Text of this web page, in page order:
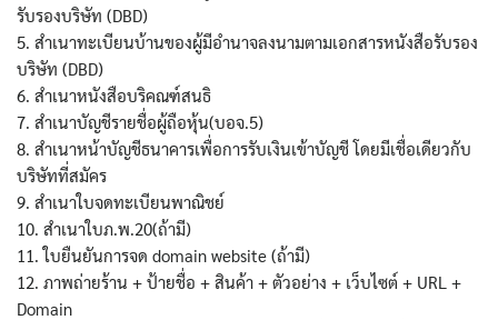
รับรองบริษัท (DBD)
5. สำเนาทะเบียนบ้านของผู้มีอำนาจลงนามตามเอกสารหนังสือรับรอง
บริษัท (DBD)
6. สำเนาหนังสือบริคณฑ์สนธิ
7. สำเนาบัญชีรายชื่อผู้ถือหุ้น(บอจ.5)
8. สำเนาหน้าบัญชีธนาคารเพื่อการรับเงินเข้าบัญชี โดยมีเชื่อเดียวกับ
บริษัทที่สมัคร
9. สำเนาใบจดทะเบียนพาณิชย์
10. สำเนาใบภ.พ.20(ถ้ามี)
11. ใบยืนยันการจด domain website (ถ้ามี)
12. ภาพถ่ายร้าน + ป้ายชื่อ + สินค้า + ตัวอย่าง + เว็บไซต์ + URL +
Domain